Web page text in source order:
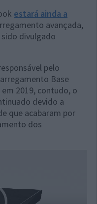
estará ainda a
avançada,
divulgado
pelo
Base
2019, contudo, o
devido a
que acabaram por
dos